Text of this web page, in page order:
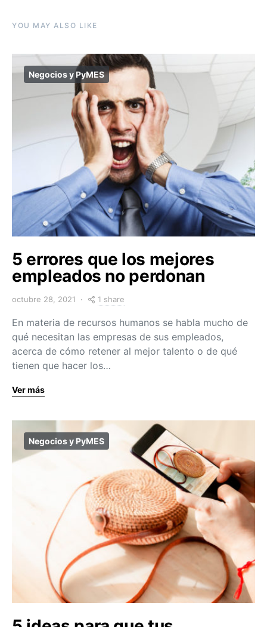
YOU MAY ALSO LIKE
Negocios y PyMES
5 errores que los mejores
empleados no perdonan
octubre 28, 2021 1 share
En materia de recursos humanos se habla mucho de
qué necesitan las empresas de sus empleados,
acerca de cómo retener al mejor talento o de qué
tienen que hacer los…
Ver más
Negocios y PyMES